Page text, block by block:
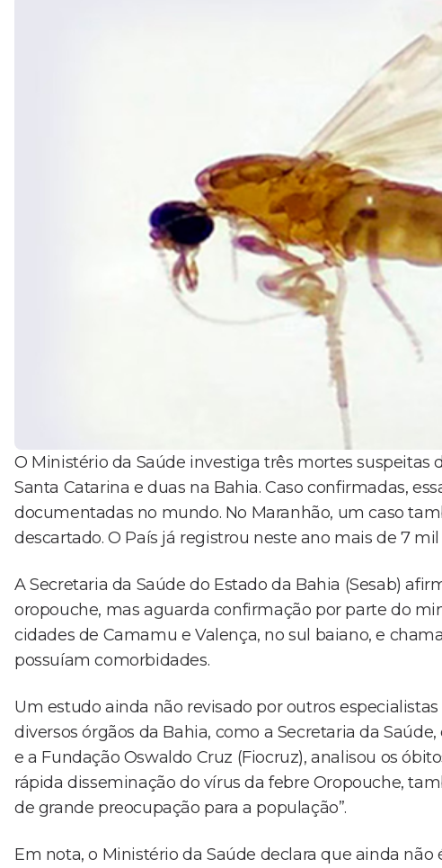
O Ministério da Saúde investiga três mortes suspeitas
Santa Catarina e duas na Bahia. Caso confirmadas,
documentadas no mundo. No Maranhão, um caso
descartado. O País já registrou neste ano mais de 7
A Secretaria da Saúde do Estado da Bahia (Sesab)
oropouche, mas aguarda confirmação por parte do
cidades de Camamu e Valença, no sul baiano, e
possuíam comorbidades.
Um estudo ainda não revisado por outros
diversos órgãos da Bahia, como a Secretaria da
e a Fundação Oswaldo Cruz (Fiocruz), analisou os
rápida disseminação do vírus da febre Oropouche,
de grande preocupação para a população”.
Em nota, o Ministério da Saúde declara que ainda